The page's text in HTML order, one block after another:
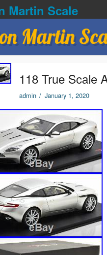
Martin Scale
Martin
118 True Scale
admin / January 1, 2020